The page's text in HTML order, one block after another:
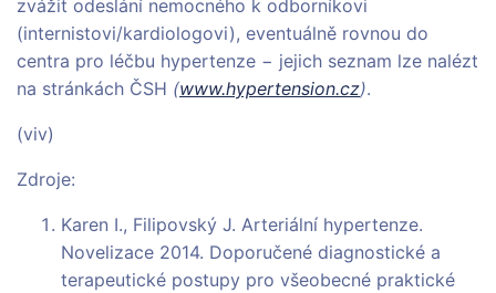
zvážit odeslání nemocného k odborníkovi
(internistovi/kardiologovi), eventuálně rovnou do
centra pro léčbu hypertenze − jejich seznam lze nalézt
na stránkách ČSH (www.hypertension.cz).
(viv)
Zdroje:
Karen I., Filipovský J. Arteriální hypertenze.
Novelizace 2014. Doporučené diagnostické a
terapeutické postupy pro všeobecné praktické